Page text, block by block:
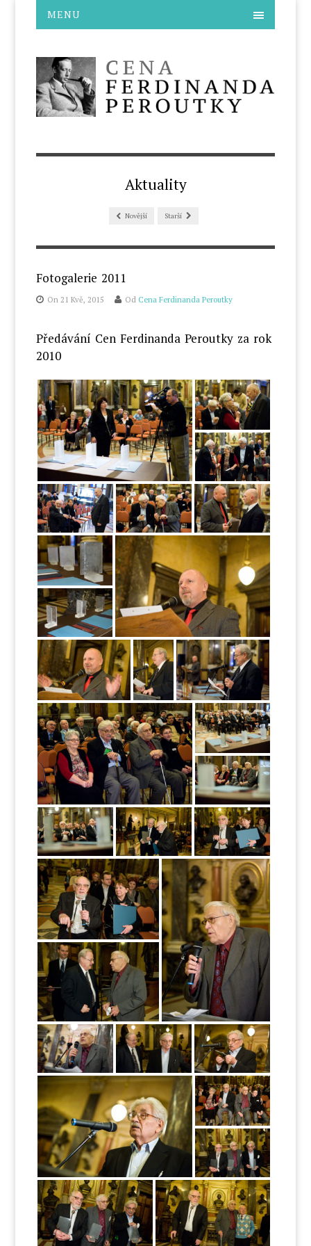
MENU
Aktuality
Novější Starší
Fotogalerie 2011
On 21 Kvě, 2015 Od Cena Ferdinanda Peroutky
Předávání Cen Ferdinanda Peroutky za rok
2010